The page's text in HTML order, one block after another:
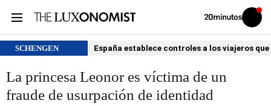
Volver
Iniciar
sesión
SCHENGEN España establece controles a los viajeros
La princesa Leonor es víctima de un
fraude de usurpación de identidad